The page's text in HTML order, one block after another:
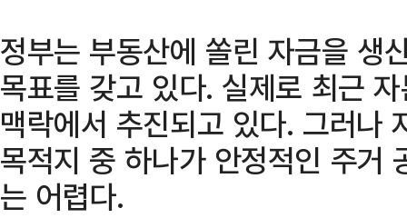
정부는 부동산에 쏠린 자금을 생
목표를 갖고 있다. 실제로 최근
맥락에서 추진되고 있다. 그러나
목적지 중 하나가 안정적인 주거
는 어렵다.